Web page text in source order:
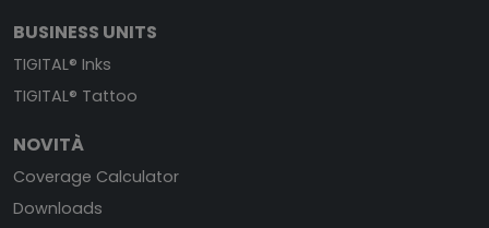
BUSINESS UNITS
TIGITAL® Inks
TIGITAL® Tattoo
NOVITÀ
Coverage Calculator
Downloads